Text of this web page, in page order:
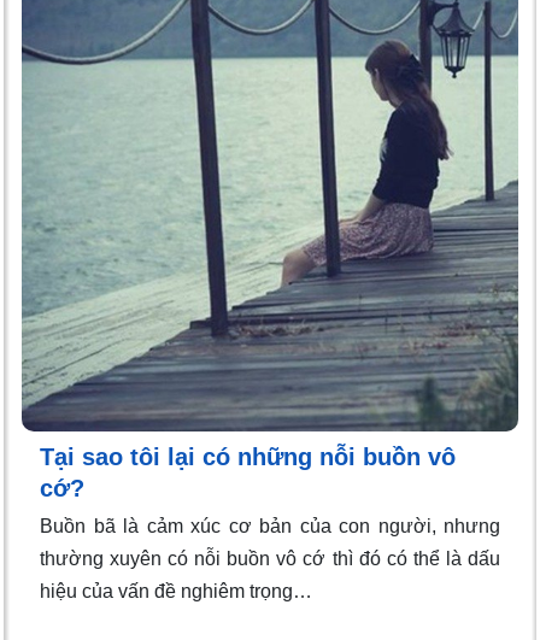
Tại sao tôi lại có những nỗi buồn vô
cớ?
Buồn bã là cảm xúc cơ bản của con người, nhưng
thường xuyên có nỗi buồn vô cớ thì đó có thể là dấu
hiệu của vấn đề nghiêm trọng…